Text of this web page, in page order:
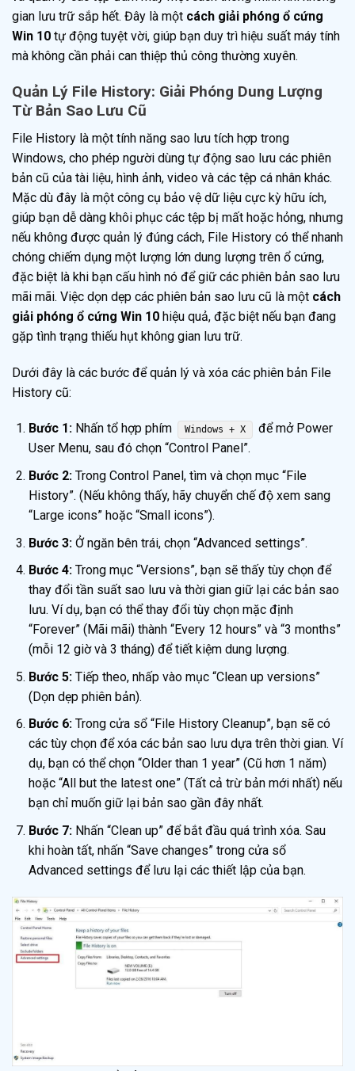
gian lưu trữ sắp hết. Đây là một cách giải phóng ổ cứng
Win 10 tự động tuyệt vời, giúp bạn duy trì hiệu suất máy tính
mà không cần phải can thiệp thủ công thường xuyên.
Quản Lý File History: Giải Phóng Dung Lượng
Từ Bản Sao Lưu Cũ
File History là một tính năng sao lưu tích hợp trong
Windows, cho phép người dùng tự động sao lưu các phiên
bản cũ của tài liệu, hình ảnh, video và các tệp cá nhân khác.
Mặc dù đây là một công cụ bảo vệ dữ liệu cực kỳ hữu ích,
giúp bạn dễ dàng khôi phục các tệp bị mất hoặc hỏng, nhưng
nếu không được quản lý đúng cách, File History có thể nhanh
chóng chiếm dụng một lượng lớn dung lượng trên ổ cứng,
đặc biệt là khi bạn cấu hình nó để giữ các phiên bản sao lưu
mãi mãi. Việc dọn dẹp các phiên bản sao lưu cũ là một cách
giải phóng ổ cứng Win 10 hiệu quả, đặc biệt nếu bạn đang
gặp tình trạng thiếu hụt không gian lưu trữ.
Dưới đây là các bước để quản lý và xóa các phiên bản File
History cũ:
Bước 1:Nhấn tổ hợp phím Windows + X
để mở Power
User Menu, sau đó chọn “Control Panel”.
Bước 2:Trong Control Panel, tìm và chọn mục “File
History”. (Nếu không thấy, hãy chuyển chế độ xem sang
“Large icons” hoặc “Small icons”).
Bước 3:Ở ngăn bên trái, chọn “Advanced settings”.
Bước 4:Trong mục “Versions”, bạn sẽ thấy tùy chọn để
thay đổi tần suất sao lưu và thời gian giữ lại các bản sao
lưu. Ví dụ, bạn có thể thay đổi tùy chọn mặc định
“Forever” (Mãi mãi) thành “Every 12 hours” và “3 months”
(mỗi 12 giờ và 3 tháng) để tiết kiệm dung lượng.
Bước 5:Tiếp theo, nhấp vào mục “Clean up versions”
(Dọn dẹp phiên bản).
Bước 6:Trong cửa sổ “File History Cleanup”, bạn sẽ có
các tùy chọn để xóa các bản sao lưu dựa trên thời gian. Ví
dụ, bạn có thể chọn “Older than 1 year” (Cũ hơn 1 năm)
hoặc “All but the latest one” (Tất cả trừ bản mới nhất) nếu
bạn chỉ muốn giữ lại bản sao gần đây nhất.
Bước 7:Nhấn “Clean up” để bắt đầu quá trình xóa. Sau
khi hoàn tất, nhấn “Save changes” trong cửa sổ
Advanced settings để lưu lại các thiết lập của bạn.